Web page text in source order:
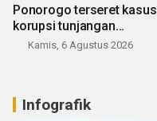
Ponorogo terseret kasus
korupsi tunjangan
perumahan
Kamis, 6 Agustus 2026
Infografik